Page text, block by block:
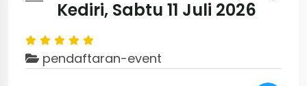
Kediri, Sabtu 11 Juli 2026
pendaftaran-event